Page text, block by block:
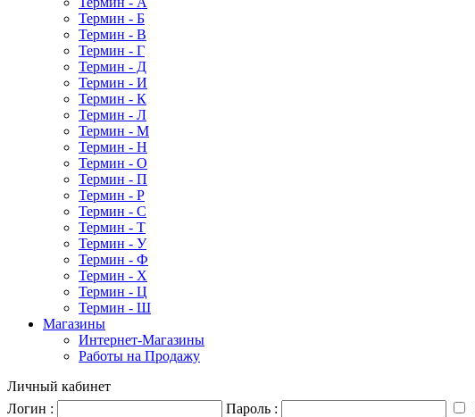
Термин - Б
Термин - В
Термин - Г
Термин - Д
Термин - И
Термин - К
Термин - Л
Термин - М
Термин - Н
Термин - О
Термин - П
Термин - Р
Термин - С
Термин - Т
Термин - У
Термин - Ф
Термин - Х
Термин - Ц
Термин - Ш
Магазины
Интернет-Магазины
Работы на Продажу
Личный кабинет
Логин :
Пароль :